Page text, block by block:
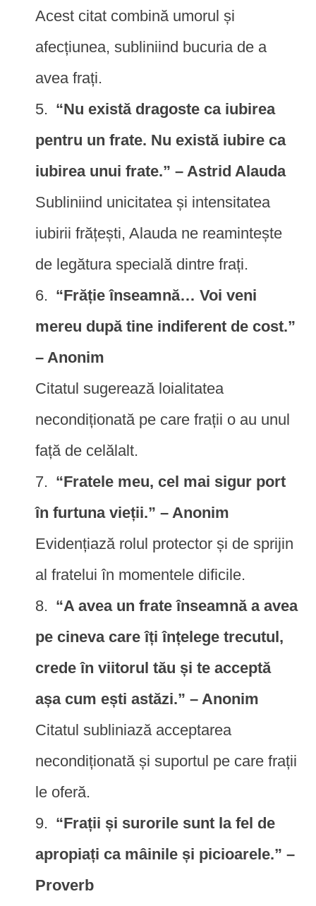
Acest citat combină umorul și
afecțiunea, subliniind bucuria de a
avea frați.
“Nu există dragoste ca iubirea
pentru un frate. Nu există iubire ca
iubirea unui frate.” – Astrid Alauda
Subliniind unicitatea și intensitatea
iubirii frățești, Alauda ne reamintește
de legătura specială dintre frați.
“Frăție înseamnă… Voi veni
mereu după tine indiferent de cost.”
– Anonim
Citatul sugerează loialitatea
necondiționată pe care frații o au unul
față de celălalt.
“Fratele meu, cel mai sigur port
în furtuna vieții.” – Anonim
Evidențiază rolul protector și de sprijin
al fratelui în momentele dificile.
“A avea un frate înseamnă a avea
pe cineva care îți înțelege trecutul,
crede în viitorul tău și te acceptă
așa cum ești astăzi.” – Anonim
Citatul subliniază acceptarea
necondiționată și suportul pe care frații
le oferă.
“Frații și surorile sunt la fel de
apropiați ca mâinile și picioarele.” –
Proverb